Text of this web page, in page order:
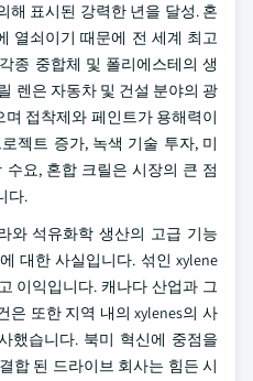
해 표시된 강력한 년을 달성. 혼
열쇠이기 때문에 전 세계 최고
종 중합체 및 폴리에스테의 생
렌은 자동차 및 건설 분야의 광
접착제와 페인트가 용해력이
젝트 증가, 녹색 기술 투자, 미
요, 혼합 크릴은 시장의 큰 점
다.
와 석유화학 생산의 고급 기능
대한 사실입니다. 섞인 xylene
이익입니다. 캐나다 산업과 그
은 또한 지역 내의 xylenes의 사
했습니다. 북미 혁신에 중점을
합 된 드라이브 회사는 힘든 시